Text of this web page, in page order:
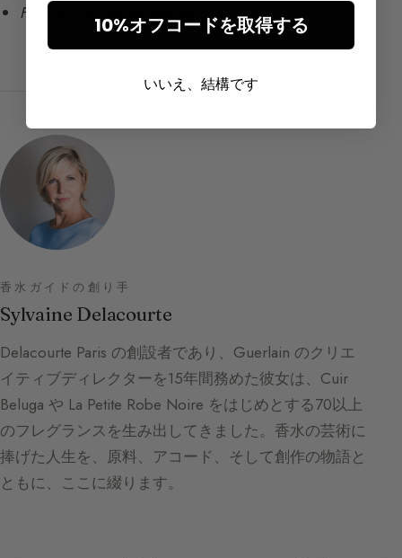
Fleur d’Oranger
de Molinard
香水ガイドの創り手
Sylvaine Delacourte
Delacourte Paris の創設者であり、Guerlain のクリエ
イティブディレクターを15年間務めた彼女は、Cuir
Beluga や La Petite Robe Noire をはじめとする70以上
のフレグランスを生み出してきました。香水の芸術に
捧げた人生を、原料、アコード、そして創作の物語と
ともに、ここに綴ります。
10%オフコードを取得する
いいえ、結構です